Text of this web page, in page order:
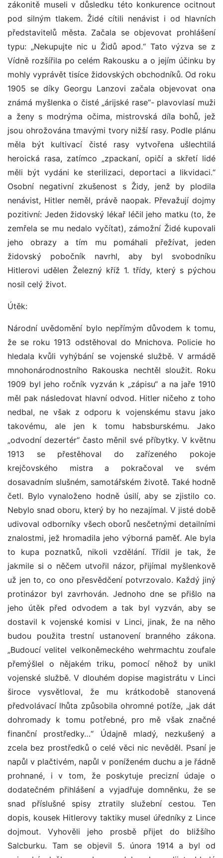
zákonitě museli v důsledku této konkurence ocitnout
pod silným tlakem. Židé cítili nenávist i od hlavních
představitelů města. Začala se objevovat prohlášení
typu: „Nekupujte nic u Židů apod.“ Tato výzva se z
Vídně rozšířila po celém Rakousku a o jejím účinku by
mohly vyprávět tisíce židovských obchodníků. Od roku
1905 se díky Georgu Lanzovi začala objevovat ona
známá myšlenka o čisté „árijské rase“- plavovlasí muži
a ženy s modrýma očima, mistrovská díla bohů, jež
jsou ohrožována tmavými tvory nižší rasy. Podle plánu
měla být kultivací čisté rasy vytvořena ušlechtilá
heroická rasa, zatímco „zpackaní, opičí a skřetí lidé
měli být vydáni ke sterilizaci, deportaci a likvidaci.“
Osobní negativní zkušenost s Židy, jenž by plodila
nenávist, Hitler neměl, právě naopak. Převažují dojmy
pozitivní: Jeden židovský lékař léčil jeho matku (to, že
zemřela se mu nedalo vyčítat), zámožní Židé kupovali
jeho obrazy a tím mu pomáhali přežívat, jeden
židovský pobočník navrhl, aby byl svobodníku
Hitlerovi udělen Železný kříž 1. třídy, který s pýchou
nosil celý život.
Útěk:
Národní uvědomění bylo nepřímým důvodem k tomu,
že se roku 1913 odstěhoval do Mnichova. Policie ho
hledala kvůli vyhýbání se vojenské službě. V armádě
mnohonárodnostního Rakouska nechtěl sloužit. Roku
1909 byl jeho ročník vyzván k „zápisu“ a na jaře 1910
měl pak následovat hlavní odvod. Hitler ničeho z toho
nedbal, ne však z odporu k vojenskému stavu jako
takovému, ale jen k tomu habsburskému. Jako
„odvodní dezertér“ často měnil své příbytky. V květnu
1913 se přestěhoval do zařízeného pokoje
krejčovského mistra a pokračoval ve svém
dosavadním slušném, samotářském životě. Také hodně
četl. Bylo vynaloženo hodně úsilí, aby se zjistilo co.
Nebylo snad oboru, který by ho nezajímal. V jisté době
udivoval odborníky všech oborů nesčetnými detailními
znalostmi, jež hromadila jeho výborná paměť. Ale byla
to kupa poznatků, nikoli vzdělání. Třídil je tak, že
jakmile si o něčem utvořil názor, přijímal myšlenkově
už jen to, co ono přesvědčení potvrzovalo. Každý jiný
protinázor byl zavrhován. Jednoho dne se přišlo na
jeho útěk před odvodem a tak byl vyzván, aby se
dostavil k vojenské komisi v Linci, jinak, že na něho
budou použita trestní ustanovení branného zákona.
„Budoucí velitel velkoněmeckého wehrmachtu zoufale
přemýšlel o nějakém triku, pomocí něhož by unikl
vojenské službě. V dlouhém dopise magistrátu v Linci
široce vysvětloval, že mu krátkodobě stanovená
předvolávací lhůta způsobila ohromné potíže, „jak dát
dohromady k tomu potřebné, pro mě však značné
finanční prostředky…“ Údajně mladý, nezkušený a
zcela bez prostředků o celé věci nic nevěděl. Psaní je
napůl v plačtivém, napůl v poníženém duchu a je řádně
prohnané, i v tom, že poskytuje precizní údaje o
dodatečném přihlášení a vyjadřuje domněnku, že se
snad příslušné spisy ztratily služební cestou. Ten
dopis, kousek Hitlerovy taktiky musel úředníky z Lince
dojmout. Vyhověli jeho prosbě přijet do bližšího
Salcburku. Tam se objevil 5. února 1914 a byl od